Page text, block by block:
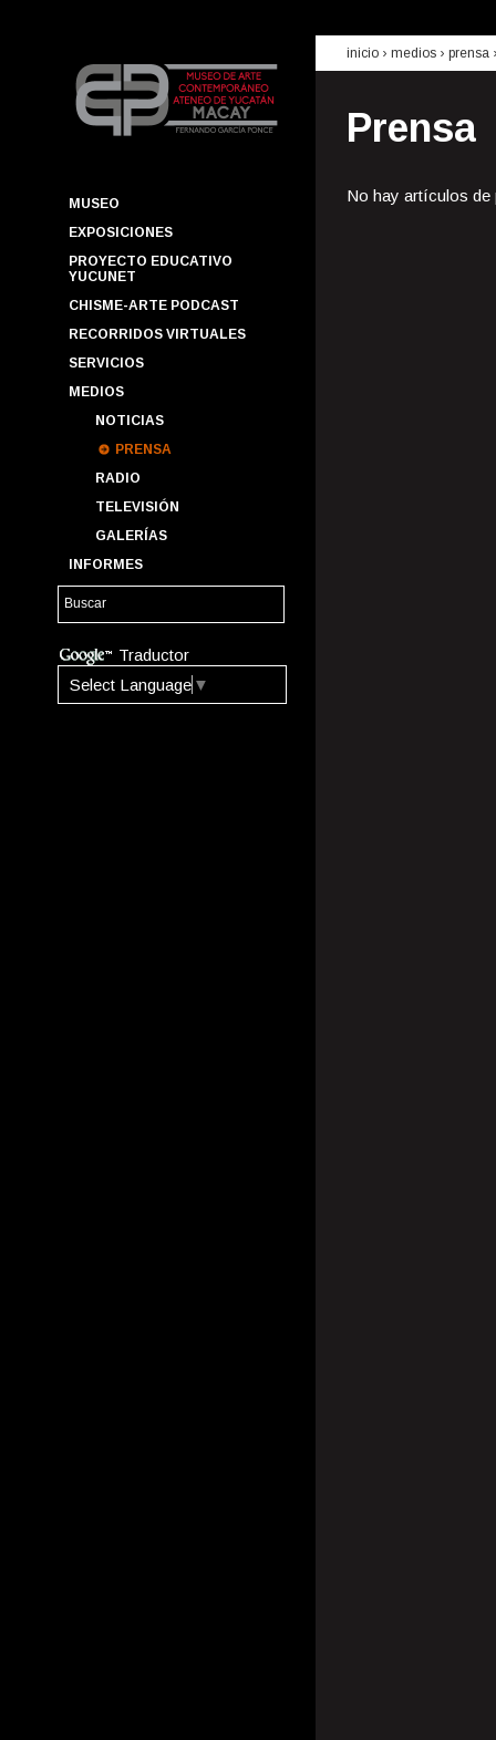
MUSEO
EXPOSICIONES
PROYECTO EDUCATIVO
YUCUNET
CHISME-ARTE PODCAST
RECORRIDOS VIRTUALES
SERVICIOS
MEDIOS
NOTICIAS
PRENSA
RADIO
TELEVISIÓN
GALERÍAS
INFORMES
Traductor
Select Language ▼
inicio › medios › prensa
Prensa
No hay artículos de